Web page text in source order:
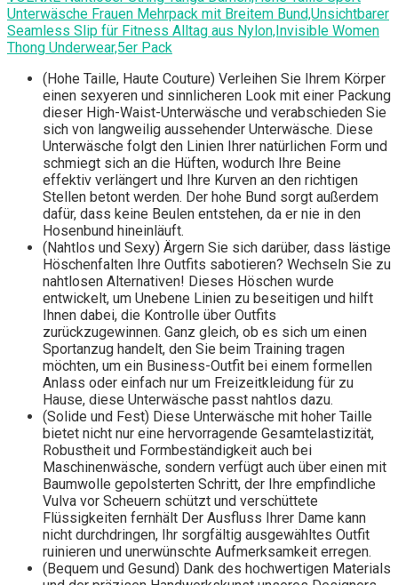
Unterwäsche Frauen Mehrpack mit Breitem Bund,Unsichtbarer
Seamless Slip für Fitness Alltag aus Nylon,Invisible Women
Thong Underwear,5er Pack
(Hohe Taille, Haute Couture) Verleihen Sie Ihrem Körper
einen sexyeren und sinnlicheren Look mit einer Packung
dieser High-Waist-Unterwäsche und verabschieden Sie
sich von langweilig aussehender Unterwäsche. Diese
Unterwäsche folgt den Linien Ihrer natürlichen Form und
schmiegt sich an die Hüften, wodurch Ihre Beine
effektiv verlängert und Ihre Kurven an den richtigen
Stellen betont werden. Der hohe Bund sorgt außerdem
dafür, dass keine Beulen entstehen, da er nie in den
Hosenbund hineinläuft.
(Nahtlos und Sexy) Ärgern Sie sich darüber, dass lästige
Höschenfalten Ihre Outfits sabotieren? Wechseln Sie zu
nahtlosen Alternativen! Dieses Höschen wurde
entwickelt, um Unebene Linien zu beseitigen und hilft
Ihnen dabei, die Kontrolle über Outfits
zurückzugewinnen. Ganz gleich, ob es sich um einen
Sportanzug handelt, den Sie beim Training tragen
möchten, um ein Business-Outfit bei einem formellen
Anlass oder einfach nur um Freizeitkleidung für zu
Hause, diese Unterwäsche passt nahtlos dazu.
(Solide und Fest) Diese Unterwäsche mit hoher Taille
bietet nicht nur eine hervorragende Gesamtelastizität,
Robustheit und Formbeständigkeit auch bei
Maschinenwäsche, sondern verfügt auch über einen mit
Baumwolle gepolsterten Schritt, der Ihre empfindliche
Vulva vor Scheuern schützt und verschüttete
Flüssigkeiten fernhält Der Ausfluss Ihrer Dame kann
nicht durchdringen, Ihr sorgfältig ausgewähltes Outfit
ruinieren und unerwünschte Aufmerksamkeit erregen.
(Bequem und Gesund) Dank des hochwertigen Materials